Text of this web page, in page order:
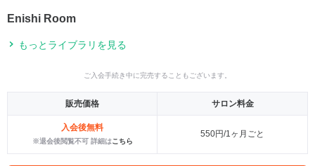
Enishi Room
もっとライブラリを見る
ご入会手続き中に完売することもございます。
販売価格 サロン料金
入会後無料
※退会後閲覧不可 詳細はこちら
550円/1ヶ月ごと